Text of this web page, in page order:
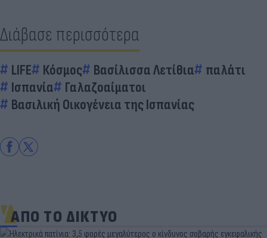
Διάβασε περισσότερα
LIFE Κόσμος Βασίλισσα Λετίθια
παλάτι
Ισπανία
Γαλαζοαίματοι
Βασιλική Οικογένεια της Ισπανίας
ΑΠΟ ΤΟ ΔΙΚΤΥΟ